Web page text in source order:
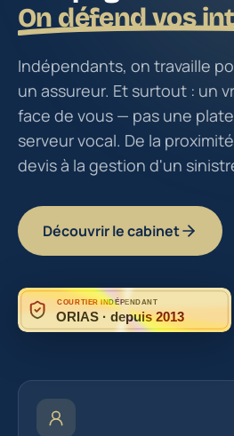
On défend vos
Indépendants, on travaille
un assureur. Et surtout : un
face de vous — pas une
serveur vocal. De la
devis à la gestion d'un
Découvrir le cabinet
COURTIER INDÉPENDANT
ORIAS · depuis 2013